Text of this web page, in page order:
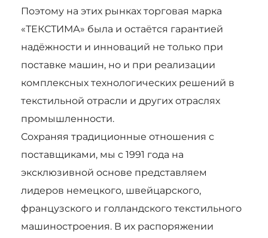
Поэтому на этих рынках торговая марка
«ТЕКСТИМА» была и остаётся гарантией
надёжности и инноваций не только при
поставке машин, но и при реализации
комплексных технологических решений в
текстильной отрасли и других отраслях
промышленности.
Сохраняя традиционные отношения с
поставщиками, мы с 1991 года на
эксклюзивной основе представляем
лидеров немецкого, швейцарского,
французского и голландского текстильного
машиностроения. В их распоряжении